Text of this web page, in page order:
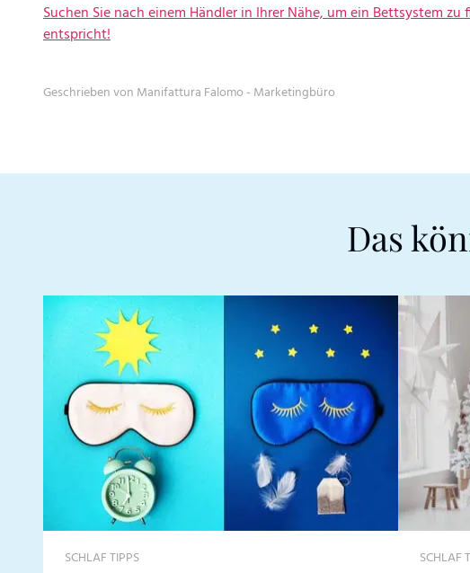
Suchen Sie nach einem Händler in Ihrer Nähe, um ein Bettsystem
entspricht!
Geschrieben von Manifattura Falomo - Marketingbüro
Das
SCHLAF TIPPS SCHLAF